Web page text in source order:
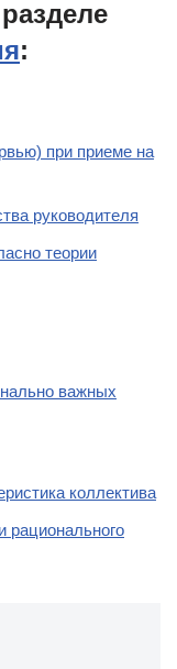
:
при приеме на
руководителя
теории
важных
коллектива
рационального